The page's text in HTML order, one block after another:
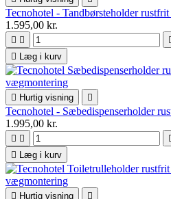
Tecnohotel - Tandbørsteholder
1.595,00 kr.
 
 Læg i kurv
 Hurtig visning 
Tecnohotel - Sæbedispenserholder
1.995,00 kr.
 
 Læg i kurv
 Hurtig visning 